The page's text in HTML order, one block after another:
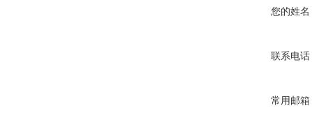
您的姓名
联系电话
常用邮箱